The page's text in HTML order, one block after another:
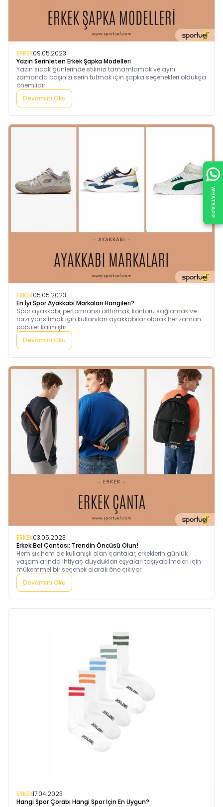
ERKEK09.05.2023
Yazın Serinleten Erkek Şapka Modelleri
Yazın sıcak günlerinde stilinizi tamamlamak ve aynı
zamanda başınızı serin tutmak için şapka seçenekleri oldukça
önemlidir.
Devamını Oku
ERKEK05.05.2023
En İyi Spor Ayakkabı Markaları Hangileri?
Spor ayakkabı, performansı arttırmak, konforu sağlamak ve
tarzı yansıtmak için kullanılan ayakkabılar olarak her zaman
popüler kalmıştır.
Devamını Oku
ERKEK03.05.2023
Erkek Bel Çantası: Trendin Öncüsü Olun!
Hem şık hem de kullanışlı olan çantalar, erkeklerin günlük
yaşamlarında ihtiyaç duydukları eşyaları taşıyabilmeleri için
mükemmel bir seçenek olarak öne çıkıyor.
Devamını Oku
ERKEK17.04.2023
Hangi Spor Çorabı Hangi Spor İçin En Uygun?
WHATSAPP